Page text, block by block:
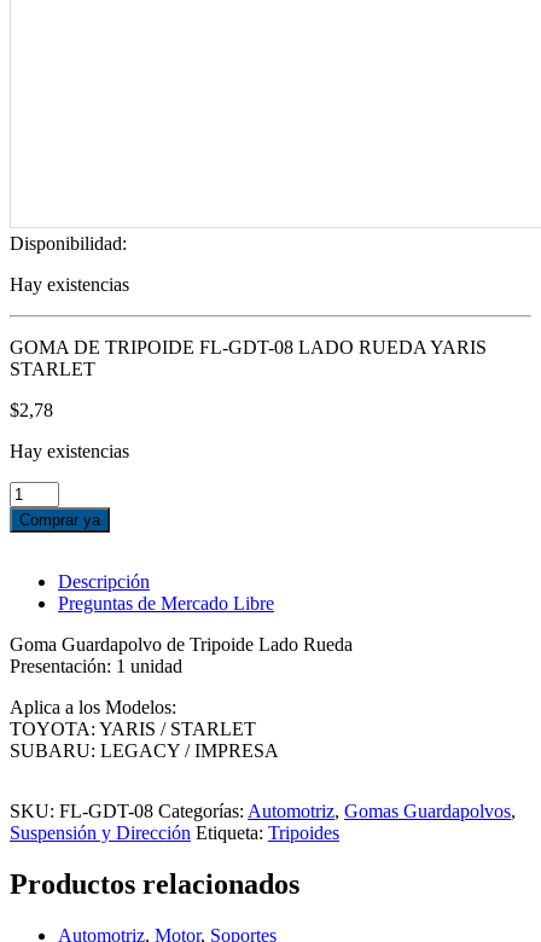
Disponibilidad:
Hay existencias
GOMA DE TRIPOIDE FL-GDT-08 LADO RUEDA YARIS
STARLET
$2,78
Hay existencias
GOMA
DE
TRIPOIDE
GDT-
RUEDA
YARIS
cantidad
Comprar ya
Descripción
Preguntas de Mercado Libre
Goma Guardapolvo de Tripoide Lado Rueda
Presentación: 1 unidad
Aplica a los Modelos:
TOYOTA: YARIS / STARLET
SUBARU: LEGACY / IMPRESA
SKU: FL-GDT-08 Categorías: Automotriz, Gomas Guardapolvos,
Suspensión y Dirección Etiqueta: Tripoides
Productos relacionados
Automotriz, Motor, Soportes